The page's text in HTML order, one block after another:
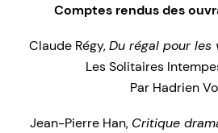
Comptes rendus des
Claude Régy,Du régal pour les
Les Solitaires
Par Hadrien
Jean-Pierre Han, Critique